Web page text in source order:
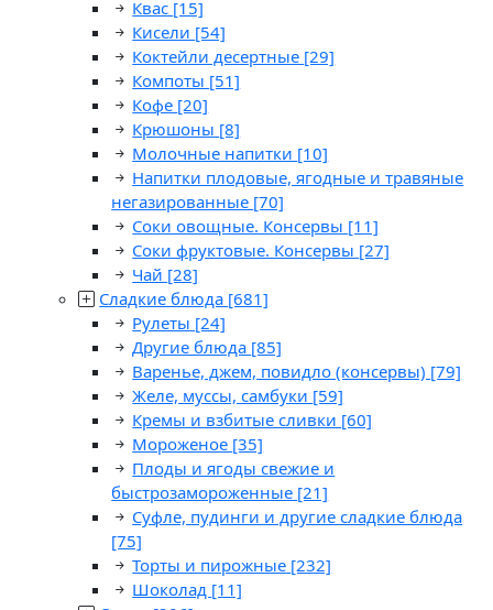
Квас [15]
Кисели [54]
Коктейли десертные [29]
Компоты [51]
Кофе [20]
Крюшоны [8]
Молочные напитки [10]
Напитки плодовые, ягодные и травяные
негазированные [70]
Соки овощные. Консервы [11]
Соки фруктовые. Консервы [27]
Чай [28]
Сладкие блюда [681]
Рулеты [24]
Другие блюда [85]
Варенье, джем, повидло (консервы) [79]
Желе, муссы, самбуки [59]
Кремы и взбитые сливки [60]
Мороженое [35]
Плоды и ягоды свежие и
быстрозамороженные [21]
Суфле, пудинги и другие сладкие блюда
[75]
Торты и пирожные [232]
Шоколад [11]